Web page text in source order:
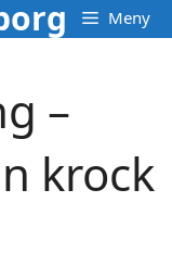
Meny
–
krock